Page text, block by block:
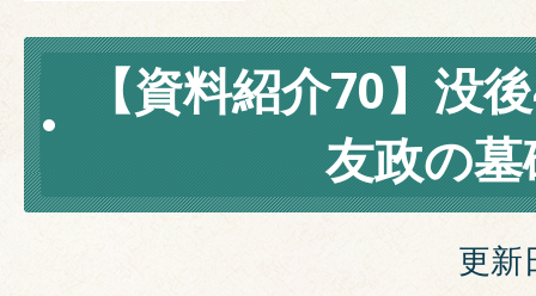
【資料紹介70】没
友政の
更新